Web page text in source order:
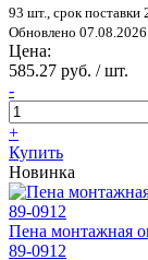
93 шт., срок поставки
Обновлено 07.08.2026
Цена:
585.27 руб. / шт.
-
+
Купить
Новинка
Пена монтажная
89-0912